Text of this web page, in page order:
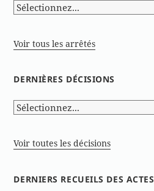
Voir tous les arrêtés
DERNIÈRES DÉCISIONS
Voir toutes les décisions
DERNIERS RECUEILS DES ACTES